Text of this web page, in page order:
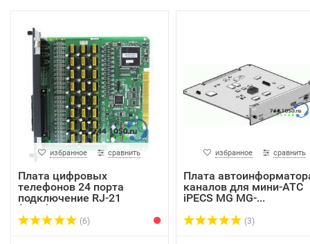
избранное сравнить
Плата цифровых
телефонов 24 порта
подключение RJ-21
(Amph...
(6)
избранное сравнить
Плата
каналов для мини-АТС
iPECS MG MG-...
(3)